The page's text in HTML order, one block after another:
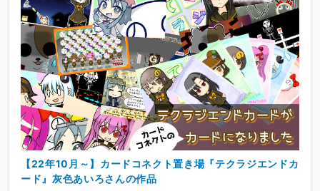
【22年10月～】カードコネクト置き場『テクラジエンドカ
ード』灰色あいろさんの作品